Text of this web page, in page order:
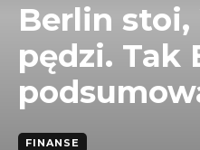
Berlin stoi,
pędzi. Tak
FINANSE